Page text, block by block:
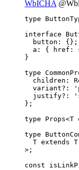
WbICHA
type
interface
  button: {};
a: { href:
}
type
children:
variant?:
justify?:
};
type Props<T
type
T extends
>;
const